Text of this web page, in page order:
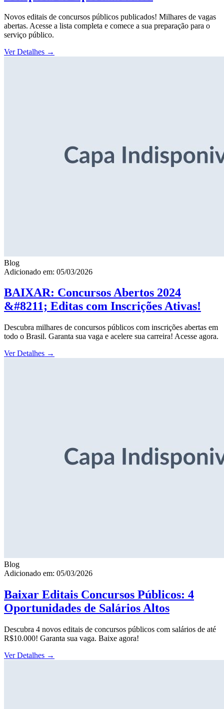
Novos editais de concursos públicos publicados! Milhares de vagas
abertas. Acesse a lista completa e comece a sua preparação para o
serviço público.
Ver Detalhes →
Blog
Adicionado em: 05/03/2026
BAIXAR: Concursos Abertos 2024
&#8211; Editas com Inscrições Ativas!
Descubra milhares de concursos públicos com inscrições abertas em
todo o Brasil. Garanta sua vaga e acelere sua carreira! Acesse agora.
Ver Detalhes →
Blog
Adicionado em: 05/03/2026
Baixar Editais Concursos Públicos: 4
Oportunidades de Salários Altos
Descubra 4 novos editais de concursos públicos com salários de até
R$10.000! Garanta sua vaga. Baixe agora!
Ver Detalhes →